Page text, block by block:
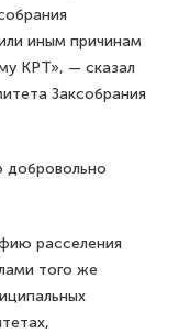
иным причинам
КРТ», — сказал
Заксобрания
добровольно
расселения
того же